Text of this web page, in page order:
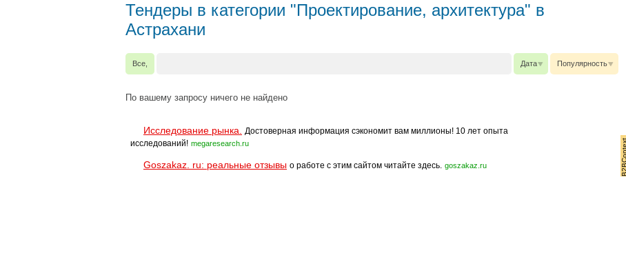
Тендеры в категории "Проектирование, архитектура" в
Астрахани
Все, Дата Популярность
По вашему запросу ничего не найдено
Исследование рынка.
Достоверная информация сэкономит вам миллионы! 10 лет опыта
исследований! megaresearch.ru
Goszakaz. ru: реальные отзывы о работе с этим сайтом читайте здесь. goszakaz.ru